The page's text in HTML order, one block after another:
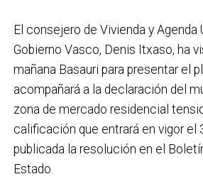
régimen de autoconsumo, que
municipio más sostenible y
En ese sentido, estamos
clima y energía, entre las que
una red de refugios climáticos,
Actuación ante Episodios de Altas
como las que recientemente
El consejero de Vivienda y Agenda
Gobierno Vasco, Denis Itxaso, ha
mañana Basauri para presentar el
acompañará a la declaración del
zona de mercado residencial
calificación que entrará en vigor el
publicada la resolución en el
Estado.